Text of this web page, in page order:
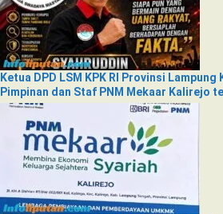
Ketua DPD LSM KPK RI Provinsi
Pimpinan dan Staf PNM Mekaar Kalirejo